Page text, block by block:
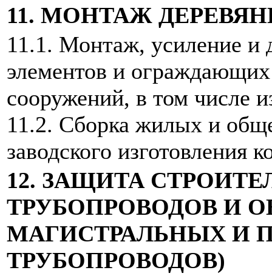
11. МОНТАЖ
11.1. Монтаж, усиление и
элементов и
сооружений, в том числе
11.2. Сборка жилых и
заводского изготовления
12. ЗАЩИТА
ТРУБОПРОВОДОВ И
МАГИСТРАЛЬНЫХ И
ТРУБОПРОВОДОВ)